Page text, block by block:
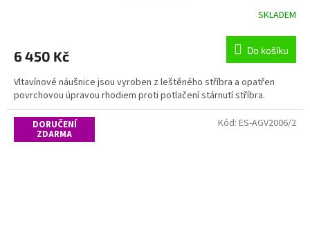
R
M
A
SKLADEM
6 450 Kč Do košíku
Vltavínové náušnice jsou vyroben z leštěného stříbra a opatřen
povrchovou úpravou rhodiem proti potlačení stárnutí stříbra.
DORUČENÍ
ZDARMA
Kód: ES-AGV2006/2